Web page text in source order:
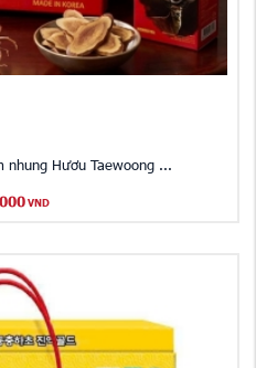
nhung Hươu Taewoong ...
VND